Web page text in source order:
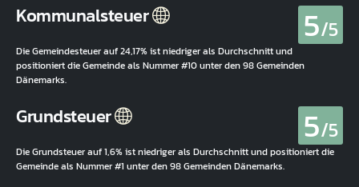
Kommunalsteuer 5/5
Die Gemeindesteuer auf 24,17% ist niedriger als Durchschnitt und
positioniert die Gemeinde als Nummer #10 unter den 98 Gemeinden
Dänemarks.
Grundsteuer 5/5
Die Grundsteuer auf 1,6% ist niedriger als Durchschnitt und positioniert die
Gemeinde als Nummer #1 unter den 98 Gemeinden Dänemarks.